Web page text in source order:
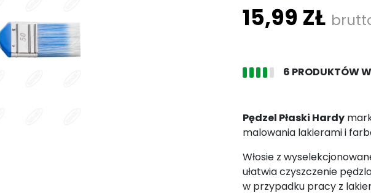
15,99 ZŁ
6 PRODUKTÓW
Pędzel Płaski Hardy
malowania lakierami i
Włosie z
ułatwia czyszczenie
w przypadku pracy z